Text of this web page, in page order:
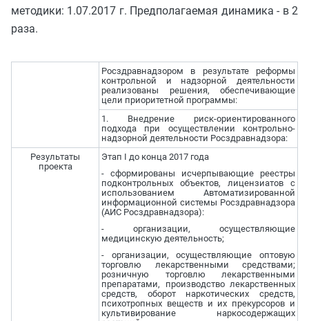
методики: 1.07.2017 г. Предполагаемая динамика - в 2
раза.
Росздравнадзором в результате реформы
контрольной и надзорной деятельности
реализованы решения, обеспечивающие
цели приоритетной программы:
1. Внедрение риск-ориентированного
подхода при осуществлении контрольно-
надзорной деятельности Росздравнадзора:
Результаты
проекта
Этап I до конца 2017 года
- сформированы исчерпывающие реестры
подконтрольных объектов, лицензиатов с
использованием Автоматизированной
информационной системы Росздравнадзора
(АИС Росздравнадзора):
- организации, осуществляющие
медицинскую деятельность;
- организации, осуществляющие оптовую
торговлю лекарственными средствами;
розничную торговлю лекарственными
препаратами, производство лекарственных
средств, оборот наркотических средств,
психотропных веществ и их прекурсоров и
культивирование наркосодержащих